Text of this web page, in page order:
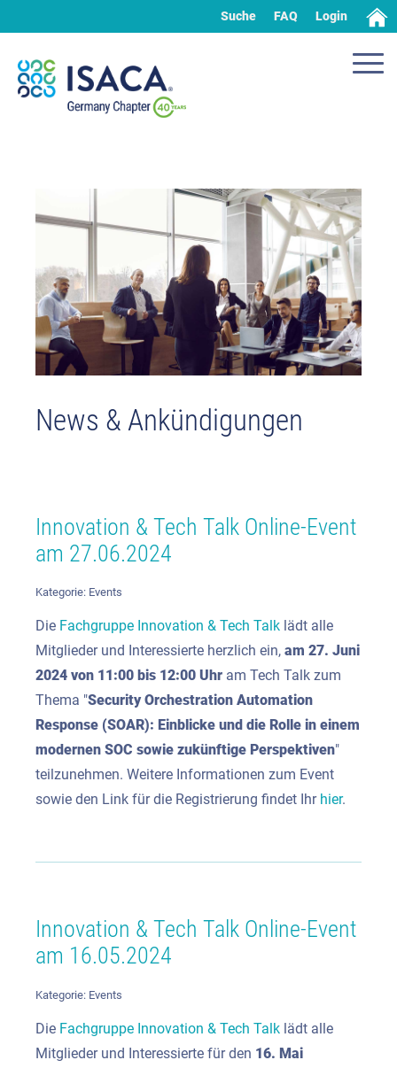
Suche FAQ Login
News & Ankündigungen
Innovation & Tech Talk Online-Event
am 27.06.2024
Kategorie: Events
Die Fachgruppe Innovation & Tech Talk lädt alle
Mitglieder und Interessierte herzlich ein, am 27. Juni
2024 von 11:00 bis 12:00 Uhr am Tech Talk zum
Thema "Security Orchestration Automation
Response (SOAR): Einblicke und die Rolle in einem
modernen SOC sowie zukünftige Perspektiven"
teilzunehmen. Weitere Informationen zum Event
sowie den Link für die Registrierung findet Ihr hier.
Innovation & Tech Talk Online-Event
am 16.05.2024
Kategorie: Events
Die Fachgruppe Innovation & Tech Talk lädt alle
Mitglieder und Interessierte für den 16. Mai